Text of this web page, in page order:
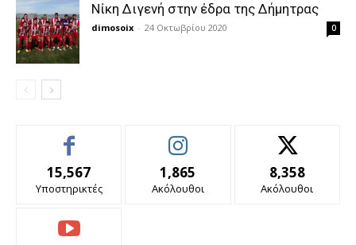
Νίκη Διγενή στην έδρα της Δήμητρας
dimosoix - 24 Οκτωβρίου 2020 0
15,567
Υποστηρικτές
1,865
Ακόλουθοι
8,358
Ακόλουθοι